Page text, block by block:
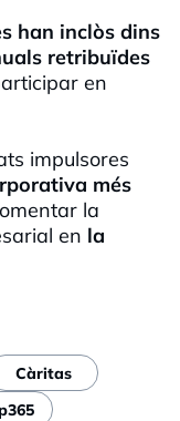
han inclòs dins
retribuïdes
en
impulsores
més
la
en la
Càritas